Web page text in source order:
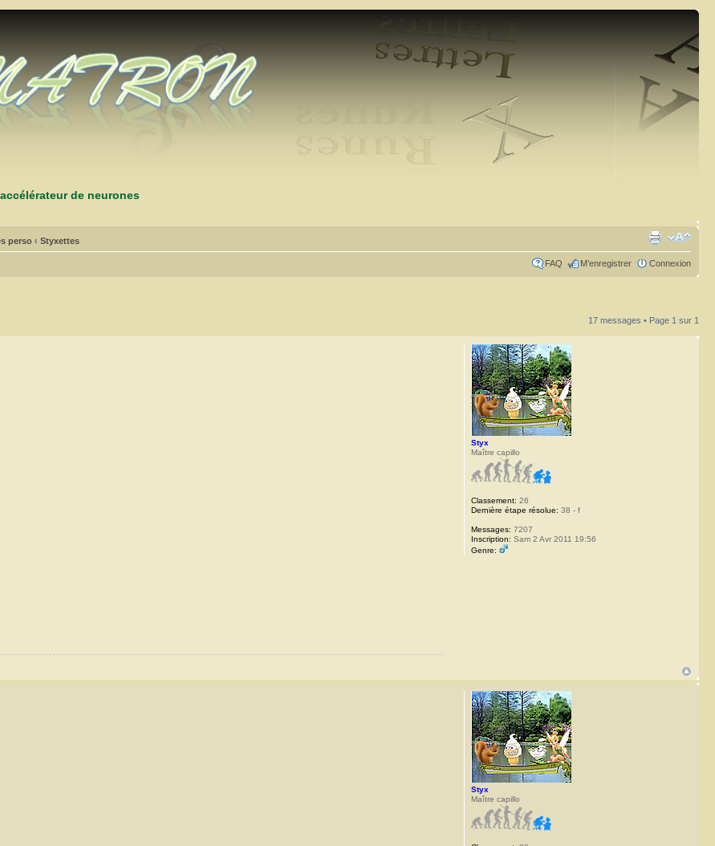
de neurones
perso ‹ Styxettes
FAQ M’enregistrer Connexion
17 messages • Page 1 sur 1
Styx
Maître capillo
Classement: 26
Dernière étape résolue: 38 - f
Messages: 7207
Inscription: Sam 2 Avr 2011 19:56
Genre:
Styx
Maître capillo